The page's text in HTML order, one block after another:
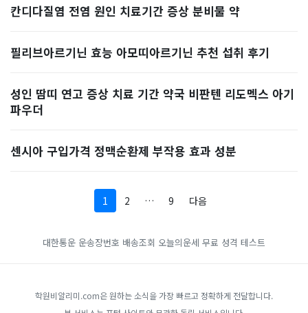
칸디다질염 전염 원인 치료기간 증상 분비물 약
필리브아르기닌 효능 아모띠아르기닌 추천 섭취 후기
성인 땀띠 연고 증상 치료 기간 약국 비판텐 리도멕스 아기
파우더
센시아 구입가격 정맥순환제 부작용 효과 성분
1 2 … 9 다음
대한통운 운송장번호 배송조회 오늘의운세 무료 성격 테스트
학원비알리미.com은 원하는 소식을 가장 빠르고 정확하게 전달합니다.